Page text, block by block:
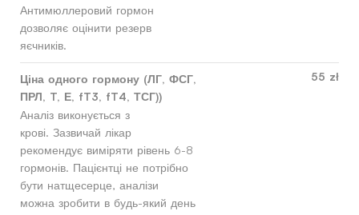
Антимюллеровий гормон
дозволяє оцінити резерв
яєчників.
Ціна одного гормону (ЛГ, ФСГ,
ПРЛ, T, Е, fT3, fT4, ТСГ))
Аналіз виконується з
крові. Зазвичай лікар
рекомендує виміряти рівень 6-8
гормонів. Пацієнтці не потрібно
бути натщесерце, аналізи
можна зробити в будь-який день
55 zł